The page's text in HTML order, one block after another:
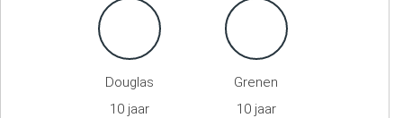
Douglas
10 jaar
Grenen
10 jaar